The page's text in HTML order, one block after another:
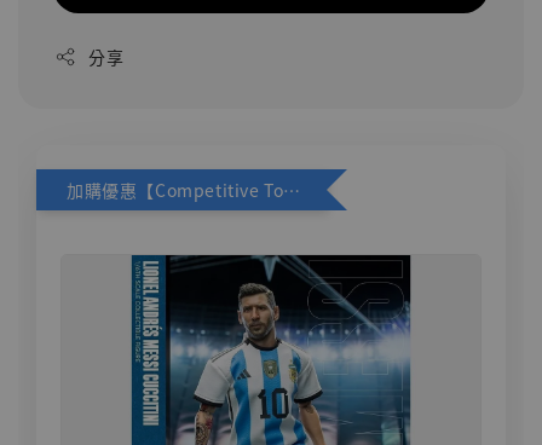
分享
加購優惠【Competitive Toys 梅西 [CM001]】